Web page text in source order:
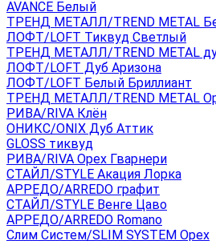
AVANСE Белый
ТРЕНД МЕТАЛЛ/TREND METAL
ЛОФТ/LOFT Тиквуд Светлый
ТРЕНД МЕТАЛЛ/TREND METAL
ЛОФТ/LOFT Дуб Аризона
ЛОФТ/LOFT Белый Бриллиант
ТРЕНД МЕТАЛЛ/TREND METAL
РИВА/RIVA Клён
ОНИКС/ONIX Дуб Аттик
GLOSS тиквуд
РИВА/RIVA Орех Гварнери
СТАЙЛ/STYLE Акация Лорка
АРРЕДО/ARREDO графит
СТАЙЛ/STYLE Венге Цаво
АРРЕДО/ARREDO Romano
Слим Систем/SLIM SYSTEM Орех